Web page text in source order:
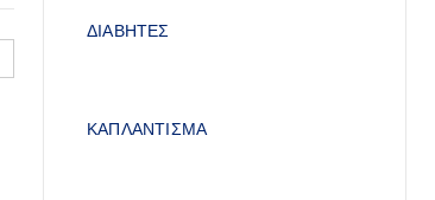
ΔΙΑΒΗΤΕΣ
ΚΑΠΛΑΝΤΙΣΜΑ